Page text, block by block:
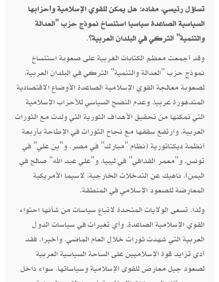
تساؤل رئيسي،‮ ‬مفاده‮: ‬هل يمكن للقوي الإسلامية وأحزابها
السياسية الصاعدة سياسيا استنساخ نموذج حزب‮ "‬العدالة
والتنمية‮" ‬التركي في البلدان العربية؟.
وقد أجمعت معظم الكتابات الغربية على صعوبة استنساخ
نموذج حزب‮ "‬العدالة والتنمية‮" ‬التركي في البلدان العربية،‮
‬لصعوبة معالجة القوي الإسلامية الصاعدة الأوضاع الاقتصادية
المتدهورة عربيا، وعدم النضج السياسي للأحزاب الإسلامية
التي تمكنها من تحقيق الأهداف الثورية التي ولدت مع الثورات
العربية،‮ ‬وارتفع سقفها مع نجاح الثورات في الإطاحة بأربعة
أنظمة ديكتاتورية‮ (‬نظام‮ "‬مبارك‮" ‬في مصر، و"بن علي‮" ‬في
تونس، و"معمر القذافي‮" ‬في ليبيا، و"علي عبد الله‮" ‬صالح في
اليمن‮)‬،‮ ‬ناهيك عن التدخلات الخارجية،‮ ‬لاسيما الأمريكية
المعارضة للصعود الإسلامي في المنطقة‮.
ولذا،‮ ‬تسعى الولايات المتحدة لاتباع سياسات من شأنها احتواء
القوي الإسلامية الصاعدة، وأي تغيرات في سياسات الدول
العربية التي شهدت ثورات خلال العام الماضي‮. ‬وأخيرا،‮ ‬فقد
أدي تزايد قوة الإسلاميين على الساحة السياسية العربية
لصعود جيل معارض للقوى الإسلامية وسياساتها،‮ ‬سواء داخل